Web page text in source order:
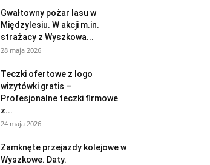
Gwałtowny pożar lasu w
Międzylesiu. W akcji m.in.
strażacy z Wyszkowa...
28 maja 2026
Teczki ofertowe z logo
wizytówki gratis –
Profesjonalne teczki firmowe
z...
24 maja 2026
Zamknęte przejazdy kolejowe w
Wyszkowe. Daty.